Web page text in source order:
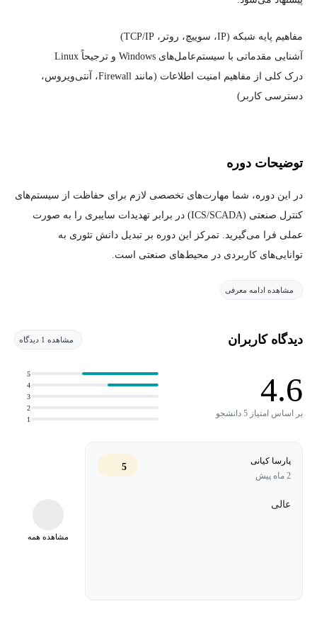
مفاهیم پایه شبکه (IP، سوییچ، روتر، TCP/IP)
آشنایی مقدماتی با سیستم‌عامل‌های Windows و ترجیحاً Linux
درک کلی از مفاهیم امنیت اطلاعات (مانند Firewall، آنتی‌ویروس،
دسترسی کاربر)
توضیحات دوره
در این دوره، شما مهارت‌های تخصصی لازم برای حفاظت از سیستم‌های
کنترل صنعتی (ICS/SCADA) در برابر تهدیدات سایبری را به صورت
عملی فرا می‌گیرید. تمرکز این دوره بر تبدیل دانش تئوری به
توانایی‌های کاربردی در محیط‌های صنعتی است.
آنچه در این دوره می‌آموزید:
ایمن‌سازی سرورها، HMIها و تجهیزات صنعتی.
امنیت شبکه: پیکربندی شبکه‌های صنعتی، جداسازی نواحی
مانیتورینگ و مدیریت: آشنایی با SIEM، پایش تجهیزات، تحلیل
مخاطرات، و تدوین برنامه‌ها و سیاست‌های امنیت سایبری برای
محیط‌های OT.
مشاهده ادامه معرفی
دیدگاه کاربران مشاهده 1 دیدگاه
4.6
بر اساس امتیاز 5 دانشجو
1
2
3
4
5
پارسا کیانی
2 ماه پیش
5
عالی
مشاهده همه